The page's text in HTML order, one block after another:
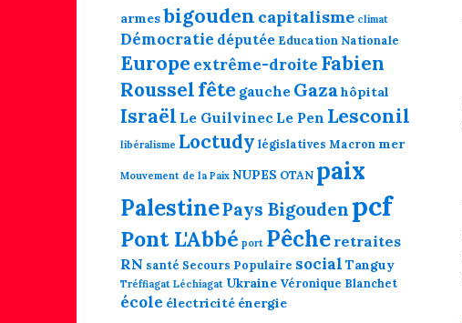
armesbigouden capitalisme climat
Démocratie députée Education Nationale
Europe extrême-droite Fabien
Rousselfête gauche Gazahôpital
Israël Le Guilvinec Le Pen Lesconil
libéralisme Loctudy législatives Macron mer
Mouvement de la Paix NUPES OTAN paix
PalestinePays Bigouden pcf
Pont L'Abbé port Pêche retraites
RN santé Secours Populaire social Tanguy
Tréffiagat Léchiagat Ukraine Véronique Blanchet
école électricité énergie